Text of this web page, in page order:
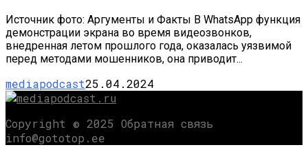
Источник фото: Аргументы и Факты В WhatsApp функция
демонстрации экрана во время видеозвонков,
внедренная летом прошлого года, оказалась уязвимой
перед методами мошенников, она приводит...
mediapodcast25.04.2024
Copyright © 2025 Обратная связь
info@gototop.ee